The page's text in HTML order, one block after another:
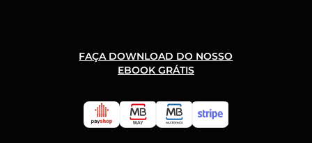
FAÇA DOWNLOAD DO NOSSO
EBOOK GRÁTIS